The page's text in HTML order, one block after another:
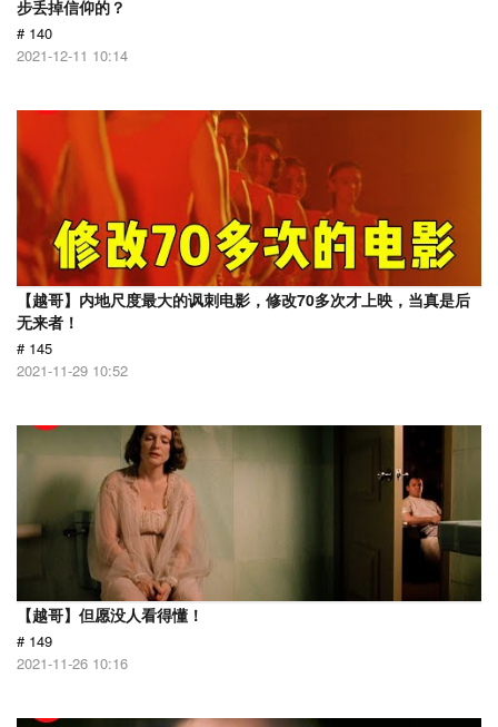
步丢掉信仰的？
# 140
2021-12-11 10:14
【越哥】内地尺度最大的讽刺电影，修改70多次才上映，当真是后
无来者！
# 145
2021-11-29 10:52
【越哥】但愿没人看得懂！
# 149
2021-11-26 10:16